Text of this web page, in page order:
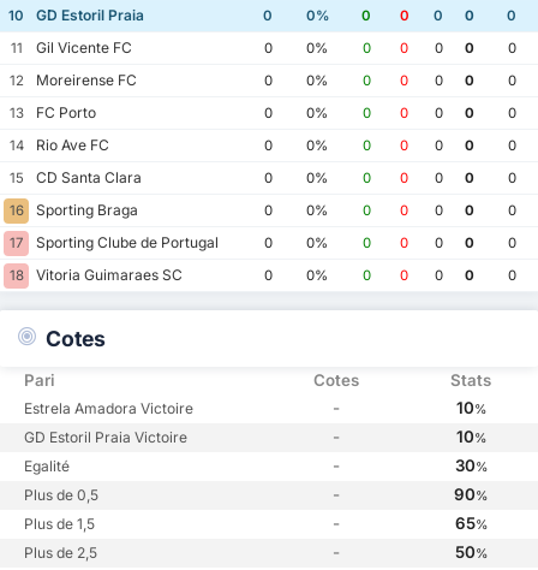
10
GD Estoril Praia 0 0% 0 0 0 0
0
11
Gil Vicente FC 0 0% 0 0 0 0
0
12
Moreirense FC 0 0% 0 0 0 0
0
13
FC Porto 0 0% 0 0 0 0
0
14
Rio Ave FC 0 0% 0 0 0 0
0
15
CD Santa Clara 0 0% 0 0 0 0
0
16
Sporting Braga 0 0% 0 0 0 0
0
17
Sporting Clube de Portugal 0 0% 0 0 0 0
0
18
Vitoria Guimaraes SC 0 0% 0 0 0 0 0
Cotes
Pari Cotes Stats
Estrela Amadora Victoire - 10%
GD Estoril Praia Victoire - 10%
Egalité - 30%
Plus de 0,5 - 90%
Plus de 1,5 - 65%
Plus de 2,5 - 50%